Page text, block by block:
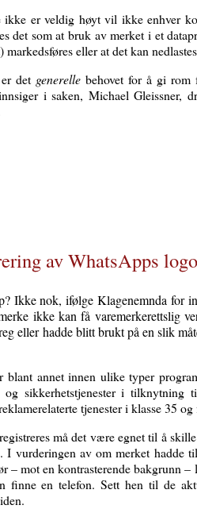
er veldig høyt vil ikke enhver
det som at bruk av merket i et
eller at det kan
det generelle behovet for å gi rom
i saken, Michael Gleissner,
av WhatsApps
Ikke nok, ifølge Klagenemnda for
ikke kan få varemerkerettslig
eller hadde blitt brukt på en slik
blant annet innen ulike typer
og sikkerhetstjenester i
tjenester i klasse 35
må det være egnet til å
I vurderingen av om merket hadde
– mot en kontrasterende bakgrunn
finne en telefon. Sett hen til de